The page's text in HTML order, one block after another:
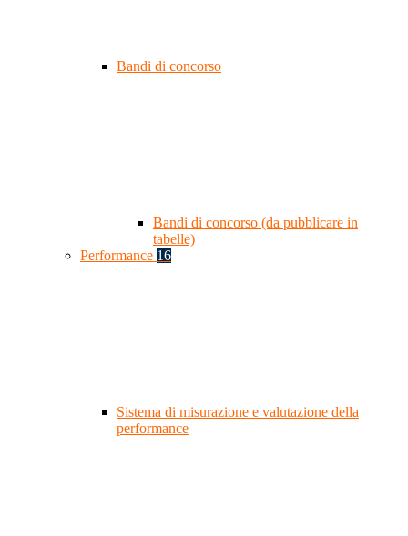
Bandi di concorso
Bandi di concorso (da pubblicare in
tabelle)
Performance 16
Sistema di misurazione e valutazione della
performance